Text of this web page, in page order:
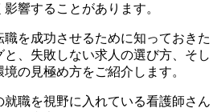
響することがあります。
を成功させるために知っておきた
、失敗しない求人の選び方、そし
の見極め方をご紹介します。
職を視野に入れている看護師さん